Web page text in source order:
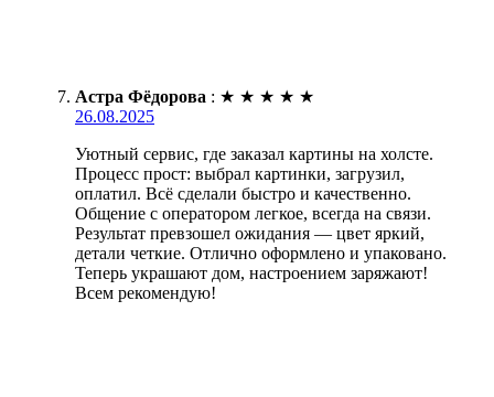
Астра Фёдорова : ★ ★ ★ ★ ★
26.08.2025
Уютный сервис, где заказал картины на холсте.
Процесс прост: выбрал картинки, загрузил,
оплатил. Всё сделали быстро и качественно.
Общение с оператором легкое, всегда на связи.
Результат превзошел ожидания — цвет яркий,
детали четкие. Отлично оформлено и упаковано.
Теперь украшают дом, настроением заряжают!
Всем рекомендую!